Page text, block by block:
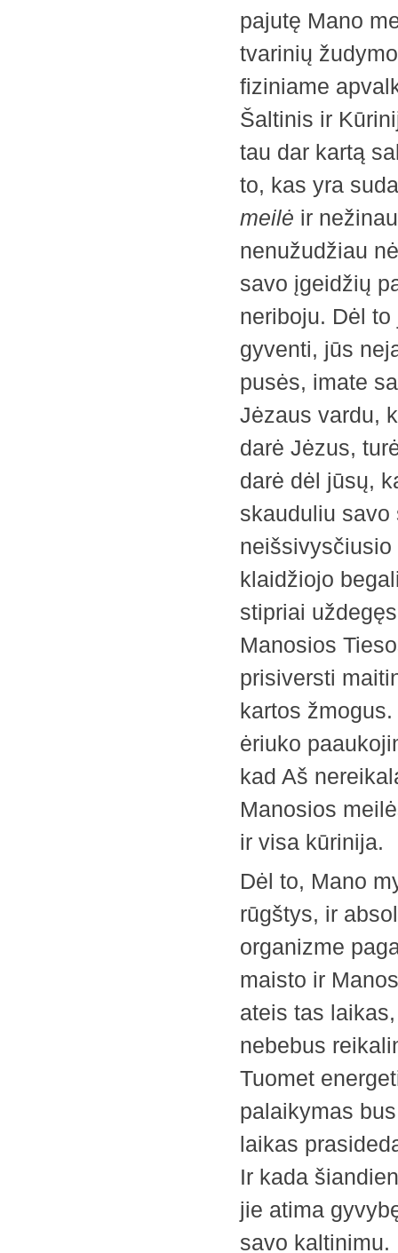
pajutę Mano
tvarinių
fiziniame
Šaltinis ir
tau dar kartą
to, kas yra
meilė ir
­nenužudžiau
savo ­įgeidžių
neriboju. Dėl
gyventi, jūs
pusės, imate
Jėzaus vardu,
darė Jėzus,
darė dėl jūsų,
skauduliu savo
klaidžiojo
stipriai
Manosios
prisiversti
kartos
ėriuko
kad Aš
Manosios
ir visa kūrinija.
Dėl to, Mano
rūgštys, ir
organizme
maisto ir
ateis tas
nebebus
Tuomet
palaikymas
laikas
Ir kada
jie atima
savo kaltinimu.